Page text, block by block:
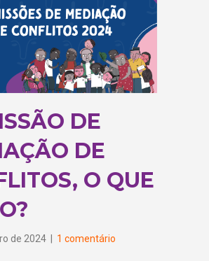
DE
DE
O QUE
de 2024 | 1 comentário